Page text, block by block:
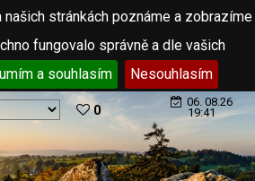
stránkách poznáme a zobrazíme
fungovalo správně a dle vašich
a souhlasím Nesouhlasím
0
06. 08.26
19:41